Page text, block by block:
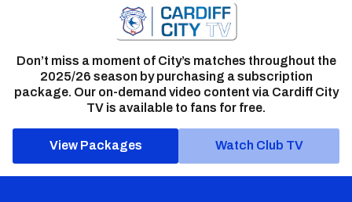
Don’t miss a moment of City’s matches throughout the
2025/26 season by purchasing a subscription
package. Our on-demand video content via Cardiff City
TV is available to fans for free.
View Packages Watch Club TV